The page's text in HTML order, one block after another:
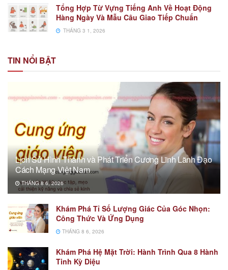
Tổng Hợp Từ Vựng Tiếng Anh Về Hoạt Động
Hàng Ngày Và Mẫu Câu Giao Tiếp Chuẩn
THÁNG 3 1, 2026
TIN NỔI BẬT
Lịch Sử Hình Thành và Phát Triển Cương Lĩnh Lãnh Đạo
Cách Mạng Việt Nam
THÁNG 8 6, 2026
Khám Phá Tỉ Số Lượng Giác Của Góc Nhọn:
Công Thức Và Ứng Dụng
THÁNG 8 6, 2026
Khám Phá Hệ Mặt Trời: Hành Trình Qua 8 Hành
Tinh Kỳ Diệu